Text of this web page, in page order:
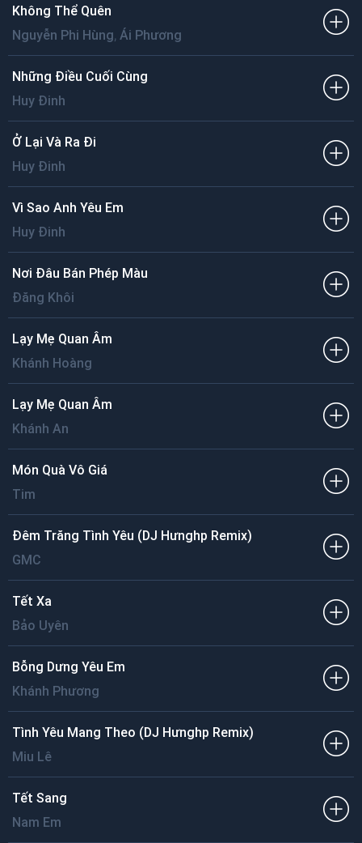
Không Thể Quên
Nguyễn Phi Hùng, Ái Phương
Những Điều Cuối Cùng
Huy Đinh
Ở Lại Và Ra Đi
Huy Đinh
Vì Sao Anh Yêu Em
Huy Đinh
Nơi Đâu Bán Phép Màu
Đăng Khôi
Lạy Mẹ Quan Âm
Khánh Hoàng
Lạy Mẹ Quan Âm
Khánh An
Món Quà Vô Giá
Tim
Đêm Trăng Tình Yêu (DJ Hưnghp Remix)
GMC
Tết Xa
Bảo Uyên
Bỗng Dưng Yêu Em
Khánh Phương
Tình Yêu Mang Theo (DJ Hưnghp Remix)
Miu Lê
Tết Sang
Nam Em